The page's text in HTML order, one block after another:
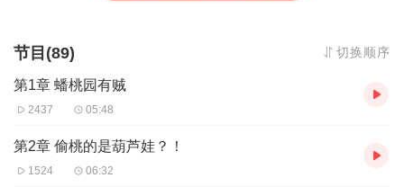
节目(89) 切换顺序
第1章 蟠桃园有贼
2437 05:48
第2章 偷桃的是葫芦娃？！
1524 06:32